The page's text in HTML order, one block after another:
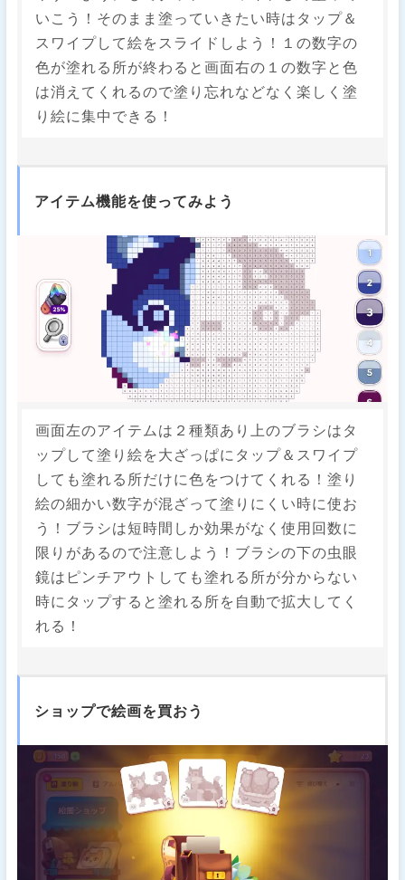
いこう！そのまま塗っていきたい時はタップ＆
スワイプして絵をスライドしよう！１の数字の
色が塗れる所が終わると画面右の１の数字と色
は消えてくれるので塗り忘れなどなく楽しく塗
り絵に集中できる！
アイテム機能を使ってみよう
画面左のアイテムは２種類あり上のブラシはタ
ップして塗り絵を大ざっぱにタップ＆スワイプ
しても塗れる所だけに色をつけてくれる！塗り
絵の細かい数字が混ざって塗りにくい時に使お
う！ブラシは短時間しか効果がなく使用回数に
限りがあるので注意しよう！ブラシの下の虫眼
鏡はピンチアウトしても塗れる所が分からない
時にタップすると塗れる所を自動で拡大してく
れる！
ショップで絵画を買おう